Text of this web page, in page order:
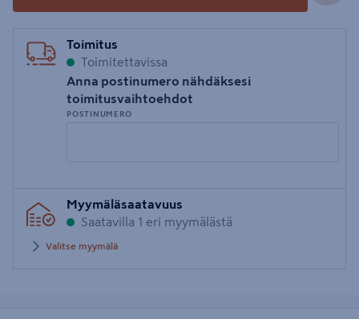
Toimitus
Toimitettavissa
Anna postinumero nähdäksesi
toimitusvaihtoehdot
POSTINUMERO
postinumero
Myymäläsaatavuus
Saatavilla 1 eri myymälästä
Valitse myymälä